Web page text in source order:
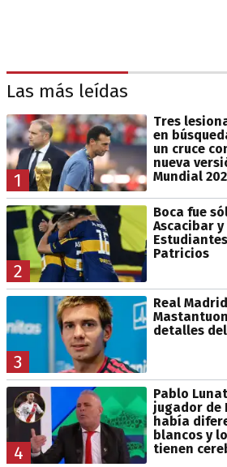
Las más leídas
1
Tres
en
un cruce
nueva
Mundial
2
Boca fue
Ascacibar
Patricios
3
Real
detalles
4
Pablo
jugador de
había
blancos y
tienen